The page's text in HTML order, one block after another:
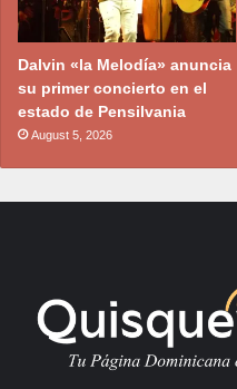
Dalvin «la Melodía» anuncia
su primer concierto en el
estado de Pensilvania
August 5, 2026